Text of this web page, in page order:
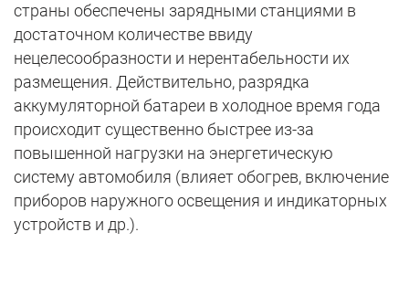
страны обеспечены зарядными станциями в
достаточном количестве ввиду
нецелесообразности и нерентабельности их
размещения. Действительно, разрядка
аккумуляторной батареи в холодное время года
происходит существенно быстрее из-за
повышенной нагрузки на энергетическую
систему автомобиля (влияет обогрев, включение
приборов наружного освещения и индикаторных
устройств и др.).